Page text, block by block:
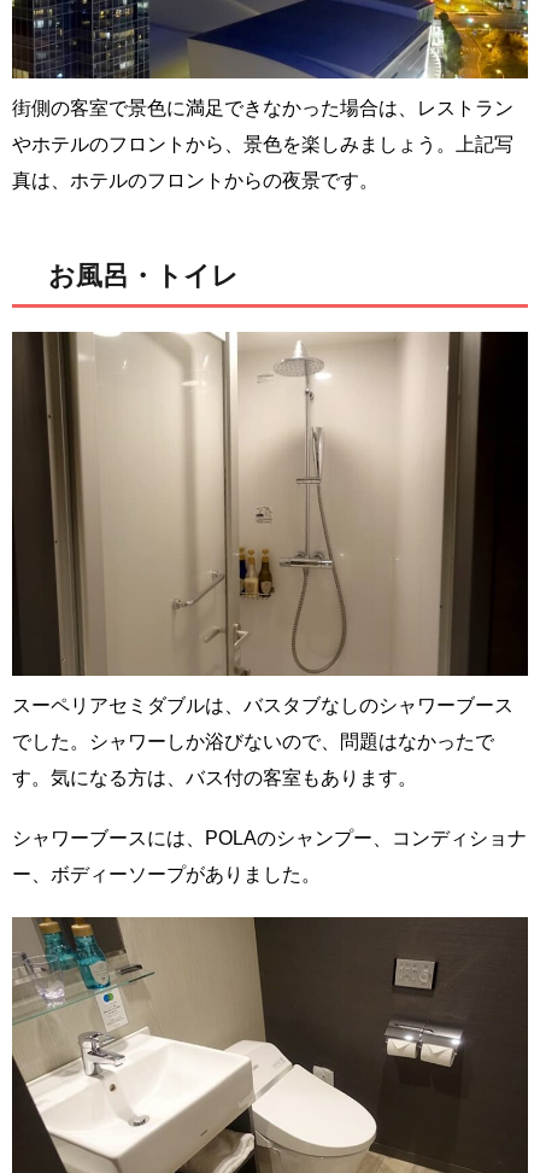
街側の客室で景色に満足できなかった場合は、レストラン
やホテルのフロントから、景色を楽しみましょう。上記写
真は、ホテルのフロントからの夜景です。
お風呂・トイレ
スーペリアセミダブルは、バスタブなしのシャワーブース
でした。シャワーしか浴びないので、問題はなかったで
す。気になる方は、バス付の客室もあります。
シャワーブースには、POLAのシャンプー、コンディショナ
ー、ボディーソープがありました。